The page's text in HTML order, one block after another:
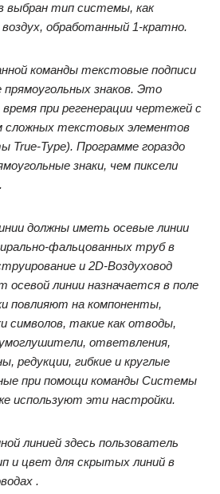
выбран тип системы, как
обработанный 1-кратно.
команды текстовые подписи
знаков. Это
при регенерации чертежей с
сложных текстовых элементов
True-Type). Программе гораздо
знаки, чем пиксели
должны иметь осевые линии
фальцованных труб в
и 2D-Воздуховод
линии назначается в поле
повлияют на компоненты,
символов, такие как отводы,
ответвления,
редукции, гибкие и круглые
при помощи команды Системы
используют эти настройки.
линией здесь пользователь
и цвет для скрытых линий в
.